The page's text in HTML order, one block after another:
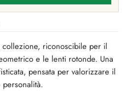
riconoscibile per il
e le lenti rotonde. Una
pensata per valorizzare il